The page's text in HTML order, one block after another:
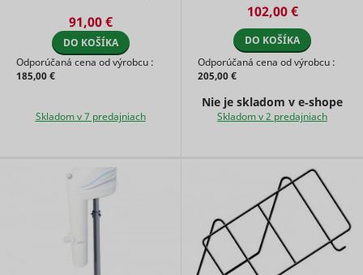
umiestniť prakticky kamkoľvek
na Vaš ...
91,00 €
DO KOŠÍKA
Odporúčaná cena od výrobcu :
185,00 €
Skladom v 7 predajniach
vzniku chlóru Bežná soľ (c ...
102,00 €
DO KOŠÍKA
Odporúčaná cena od výrobcu :
205,00 €
Nie je skladom v e‑shope
Skladom v 2 predajniach